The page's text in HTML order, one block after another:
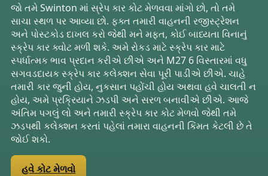
જો તમે Swinton માં સ્રેપ કાર કોટ મેળવવા માંગો છો, તો તમે
સાચા સ્થળ પર આવ્યા છો. ફક્ત તમારી વાહનની રજીસ્ટ્રેશન
અને પોસ્ટકોડ દાખલ કરો જેથી મને મફત, કોઈ બાધ્યતા વિનાનું
સ્ક્રેપ કાર ક્વોટ મળી શકે. અમે રોકડ માટે સ્ક્રેપ કાર માટે
સ્પર્ધાત્મક ભાવ પ્રદાન કરીએ છીએ અને M27 6 વિસ્તારમાં વધુ
સગવડદાયક સ્ક્રેપ કાર કલેક્શન સેવા પૂરી પાડીએ છીએ. ચાહે
તમારી કાર જુની હોય, નુકસાન પહોંચી હોય અથવા હવે ચાલતી ન
હોય, અમે પ્રક્રિયાને ઝડપી અને સરળ બનાવીએ છીએ. આજે
અંતિમ પગલું લો અને તમારી સ્ક્રેપ કાર કોટ મેળવો જેથી તમે
ઝડપથી કલેક્શન કરતાં પહેલાં તમારા વાહનની કિંમત કેટલી છે તે
જોઈ શકો.
હવે કોટ મેળવો